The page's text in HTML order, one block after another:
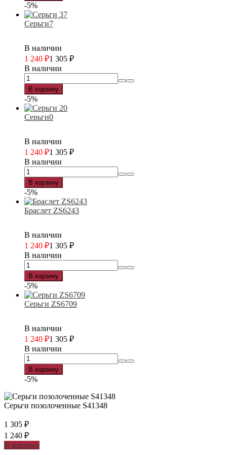
-5%
Серьги7
В наличии
1 240 ₽1 305 ₽
В наличии
В корзину
-5%
Серьги0
В наличии
1 240 ₽1 305 ₽
В наличии
В корзину
-5%
Браслет ZS6243
В наличии
1 240 ₽1 305 ₽
В наличии
В корзину
-5%
Серьги ZS6709
В наличии
1 240 ₽1 305 ₽
В наличии
В корзину
-5%
Серьги позолоченные S41348
1 305 ₽
1 240 ₽
В корзину